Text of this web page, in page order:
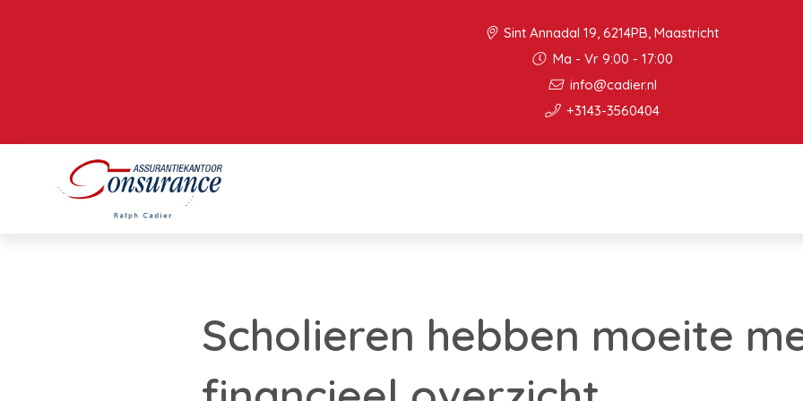
Sint Annadal 19, 6214PB, Maastricht
Ma - Vr 9:00 - 17:00
info@cadier.nl
+3143-3560404
Scholieren hebben moeite